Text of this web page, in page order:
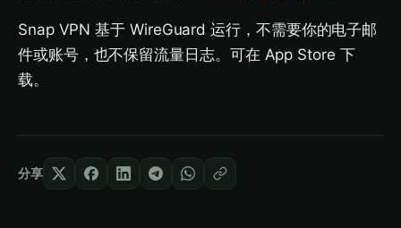
Snap VPN 基于 WireGuard 运行，不需要你的电子邮
件或账号，也不保留流量日志。可在 App Store 下
载。
分享